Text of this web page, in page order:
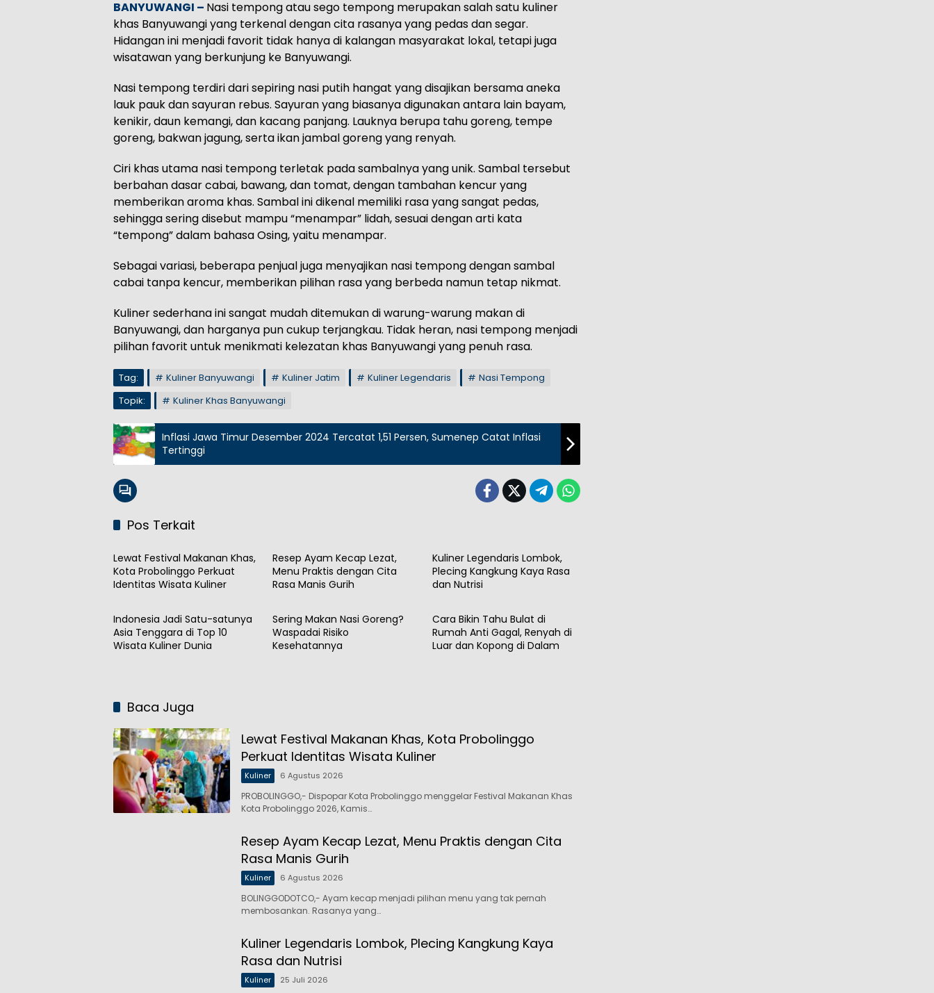
BANYUWANGI – Nasi tempong atau sego tempong merupakan salah satu kuliner
khas Banyuwangi yang terkenal dengan cita rasanya yang pedas dan segar.
Hidangan ini menjadi favorit tidak hanya di kalangan masyarakat lokal, tetapi juga
wisatawan yang berkunjung ke Banyuwangi.
Nasi tempong terdiri dari sepiring nasi putih hangat yang disajikan bersama aneka
lauk pauk dan sayuran rebus. Sayuran yang biasanya digunakan antara lain bayam,
kenikir, daun kemangi, dan kacang panjang. Lauknya berupa tahu goreng, tempe
goreng, bakwan jagung, serta ikan jambal goreng yang renyah.
Ciri khas utama nasi tempong terletak pada sambalnya yang unik. Sambal tersebut
berbahan dasar cabai, bawang, dan tomat, dengan tambahan kencur yang
memberikan aroma khas. Sambal ini dikenal memiliki rasa yang sangat pedas,
sehingga sering disebut mampu “menampar” lidah, sesuai dengan arti kata
“tempong” dalam bahasa Osing, yaitu menampar.
Sebagai variasi, beberapa penjual juga menyajikan nasi tempong dengan sambal
cabai tanpa kencur, memberikan pilihan rasa yang berbeda namun tetap nikmat.
Kuliner sederhana ini sangat mudah ditemukan di warung-warung makan di
Banyuwangi, dan harganya pun cukup terjangkau. Tidak heran, nasi tempong menjadi
pilihan favorit untuk menikmati kelezatan khas Banyuwangi yang penuh rasa.
Tag: Kuliner Banyuwangi Kuliner Jatim Kuliner Legendaris
Nasi Tempong
Topik:
Kuliner Khas Banyuwangi
Inflasi Jawa Timur Desember 2024 Tercatat 1,51 Persen, Sumenep Catat Inflasi
Tertinggi
Pos Terkait
Kuliner
Lewat Festival Makanan Khas,
Kota Probolinggo Perkuat
Identitas Wisata Kuliner
Resep Ayam Kecap Lezat,
Menu Praktis dengan Cita
Rasa Manis Gurih
Kuliner Legendaris Lombok,
Plecing Kangkung Kaya Rasa
dan Nutrisi
Kuliner
Indonesia Jadi Satu-satunya
Asia Tenggara di Top 10
Wisata Kuliner Dunia
Kuliner
Sering Makan Nasi Goreng?
Waspadai Risiko
Kesehatannya
Kuliner
Cara Bikin Tahu Bulat di
Rumah Anti Gagal, Renyah di
Luar dan Kopong di Dalam
Baca Juga
Lewat Festival Makanan Khas, Kota Probolinggo
Perkuat Identitas Wisata Kuliner
Kuliner 6 Agustus 2026
PROBOLINGGO,- Dispopar Kota Probolinggo menggelar Festival Makanan Khas
Kota Probolinggo 2026, Kamis…
Resep Ayam Kecap Lezat, Menu Praktis dengan Cita
Rasa Manis Gurih
Kuliner 6 Agustus 2026
BOLINGGODOTCO,- Ayam kecap menjadi pilihan menu yang tak pernah
membosankan. Rasanya yang…
Kuliner Legendaris Lombok, Plecing Kangkung Kaya
Rasa dan Nutrisi
Kuliner 25 Juli 2026